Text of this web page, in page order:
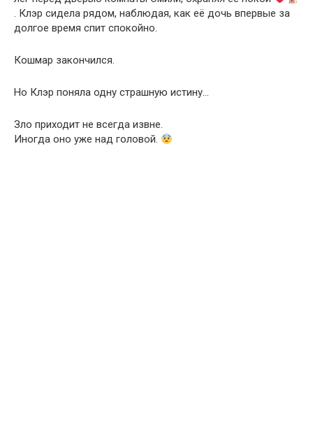
. Клэр сидела рядом, наблюдая, как её дочь впервые за
долгое время спит спокойно.
Кошмар закончился.
Но Клэр поняла одну страшную истину…
Зло приходит не всегда извне.
Иногда оно уже над головой.